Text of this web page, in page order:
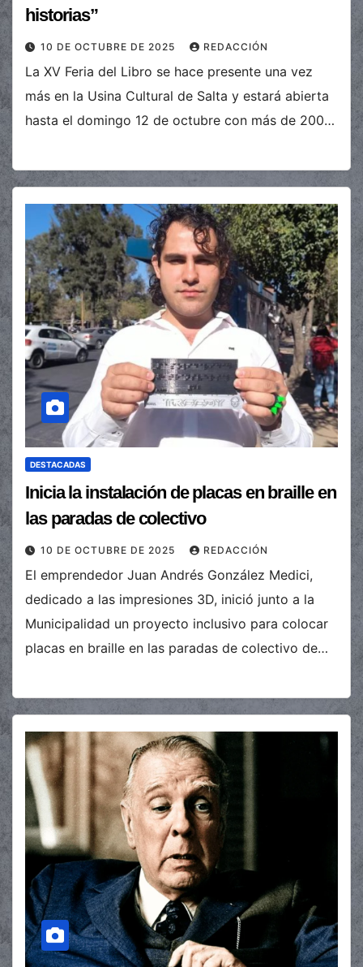
historias”
10 DE OCTUBRE DE 2025 REDACCIÓN
La XV Feria del Libro se hace presente una vez
más en la Usina Cultural de Salta y estará abierta
hasta el domingo 12 de octubre con más de 200…
DESTACADAS
Inicia la instalación de placas en braille en
las paradas de colectivo
10 DE OCTUBRE DE 2025 REDACCIÓN
El emprendedor Juan Andrés González Medici,
dedicado a las impresiones 3D, inició junto a la
Municipalidad un proyecto inclusivo para colocar
placas en braille en las paradas de colectivo de…